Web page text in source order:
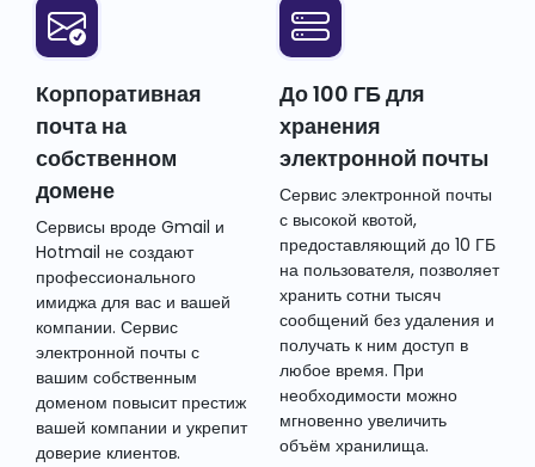
Корпоративная
почта на
собственном
домене
Сервисы вроде Gmail и
Hotmail не создают
профессионального
имиджа для вас и вашей
компании. Сервис
электронной почты с
вашим собственным
доменом повысит престиж
вашей компании и укрепит
доверие клиентов.
До 100 ГБ для
хранения
электронной почты
Сервис электронной почты
с высокой квотой,
предоставляющий до 10 ГБ
на пользователя, позволяет
хранить сотни тысяч
сообщений без удаления и
получать к ним доступ в
любое время. При
необходимости можно
мгновенно увеличить
объём хранилища.